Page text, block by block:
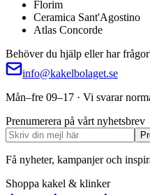
Florim
Ceramica Sant'Agostino
Atlas Concorde
Behöver du hjälp eller har
info@kakelbolaget.se
Mån–fre 09–17 · Vi svarar
Prenumerera på vårt nyhetsbrev
Få nyheter, kampanjer och
Shoppa kakel & klinker